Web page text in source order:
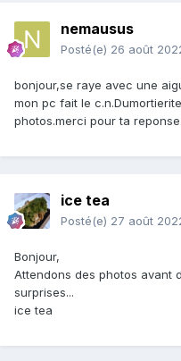
nemausus
Posté(e) 26 août
bonjour,se raye avec une
mon pc fait le
photos.merci pour ta reponse.
ice tea
Posté(e) 27 août
Bonjour,
Attendons des photos avant
surprises...
ice tea